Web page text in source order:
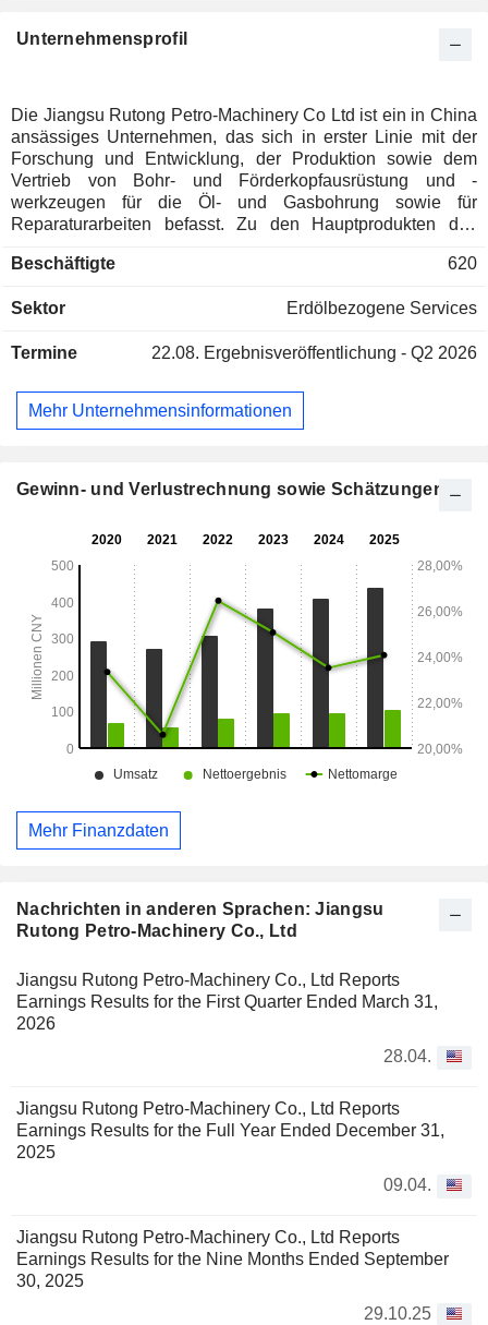
Nachrichten in anderen Sprachen: Jiangsu
Rutong Petro-Machinery Co., Ltd
Jiangsu Rutong Petro-Machinery Co., Ltd Reports
Earnings Results for the First Quarter Ended March 31,
2026
28.04.
Jiangsu Rutong Petro-Machinery Co., Ltd Reports
Earnings Results for the Full Year Ended December 31,
2025
09.04.
Jiangsu Rutong Petro-Machinery Co., Ltd Reports
Earnings Results for the Nine Months Ended September
30, 2025
29.10.25
Unternehmensprofil
Die Jiangsu Rutong Petro-Machinery Co Ltd ist ein in China
ansässiges Unternehmen, das sich in erster Linie mit der
Forschung und Entwicklung, der Produktion sowie dem
Vertrieb von Bohr- und Förderkopfausrüstung und -
werkzeugen für die Öl- und Gasbohrung sowie für
Reparaturarbeiten befasst. Zu den Hauptprodukten des
Haltevorrichtungen, Ausbruch- und Montagevorrichtungen,
Betriebsausrüstung für Workover-Arbeiten sowie weitere
werden hauptsächlich im Bereich der Öl- und
Unternehmen ist sowohl auf dem heimischen Markt als auch
auf internationalen Märkten tätig.
Beschäftigte 620
Sektor Erdölbezogene Services
Termine 22.08. Ergebnisveröffentlichung - Q2 2026
Mehr Unternehmensinformationen
Gewinn- und Verlustrechnung sowie Schätzungen
Mehr Finanzdaten